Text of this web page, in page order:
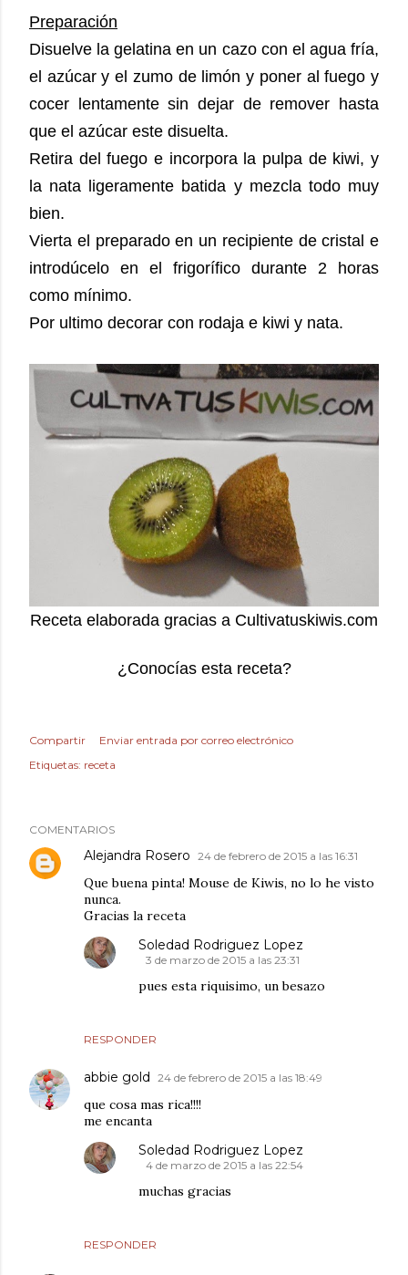
Preparación
Disuelve la gelatina en un cazo con el agua fría,
el azúcar y el zumo de limón y poner al fuego y
cocer lentamente sin dejar de remover hasta
que el azúcar este disuelta.
Retira del fuego e incorpora la pulpa de kiwi, y
la nata ligeramente batida y mezcla todo muy
bien.
Vierta el preparado en un recipiente de cristal e
introdúcelo en el frigorífico durante 2 horas
como mínimo.
Por ultimo decorar con rodaja e kiwi y nata.
Receta elaborada gracias a Cultivatuskiwis.com
¿Conocías esta receta?
Compartir
Enviar entrada por correo electrónico
Etiquetas: receta
COMENTARIOS
Alejandra Rosero 24 de febrero de 2015 a las 16:31
Que buena pinta! Mouse de Kiwis, no lo he visto
nunca.
Gracias la receta
RESPONDER
Soledad Rodriguez Lopez
3 de marzo de 2015 a las 23:31
pues esta riquisimo, un besazo
abbie gold 24 de febrero de 2015 a las 18:49
que cosa mas rica!!!!
me encanta
RESPONDER
Soledad Rodriguez Lopez
4 de marzo de 2015 a las 22:54
muchas gracias